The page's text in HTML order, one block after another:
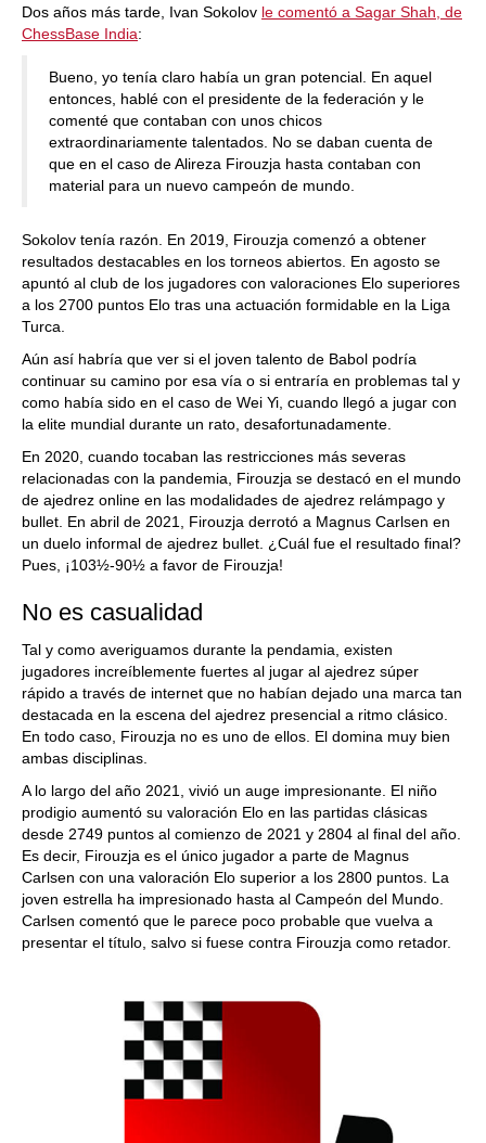
Dos años más tarde, Ivan Sokolov le comentó a Sagar Shah, de
ChessBase India:
Bueno, yo tenía claro había un gran potencial. En aquel
entonces, hablé con el presidente de la federación y le
comenté que contaban con unos chicos
extraordinariamente talentados. No se daban cuenta de
que en el caso de Alireza Firouzja hasta contaban con
material para un nuevo campeón de mundo.
Sokolov tenía razón. En 2019, Firouzja comenzó a obtener
resultados destacables en los torneos abiertos. En agosto se
apuntó al club de los jugadores con valoraciones Elo superiores
a los 2700 puntos Elo tras una actuación formidable en la Liga
Turca.
Aún así habría que ver si el joven talento de Babol podría
continuar su camino por esa vía o si entraría en problemas tal y
como había sido en el caso de Wei Yi, cuando llegó a jugar con
la elite mundial durante un rato, desafortunadamente.
En 2020, cuando tocaban las restricciones más severas
relacionadas con la pandemia, Firouzja se destacó en el mundo
de ajedrez online en las modalidades de ajedrez relámpago y
bullet. En abril de 2021, Firouzja derrotó a Magnus Carlsen en
un duelo informal de ajedrez bullet. ¿Cuál fue el resultado final?
Pues, ¡103½-90½ a favor de Firouzja!
No es casualidad
Tal y como averiguamos durante la pendamia, existen
jugadores increíblemente fuertes al jugar al ajedrez súper
rápido a través de internet que no habían dejado una marca tan
destacada en la escena del ajedrez presencial a ritmo clásico.
En todo caso, Firouzja no es uno de ellos. El domina muy bien
ambas disciplinas.
A lo largo del año 2021, vivió un auge impresionante. El niño
prodigio aumentó su valoración Elo en las partidas clásicas
desde 2749 puntos al comienzo de 2021 y 2804 al final del año.
Es decir, Firouzja es el único jugador a parte de Magnus
Carlsen con una valoración Elo superior a los 2800 puntos. La
joven estrella ha impresionado hasta al Campeón del Mundo.
Carlsen comentó que le parece poco probable que vuelva a
presentar el título, salvo si fuese contra Firouzja como retador.